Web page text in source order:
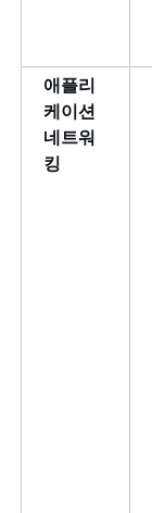
애플리
케이션
네트워
킹